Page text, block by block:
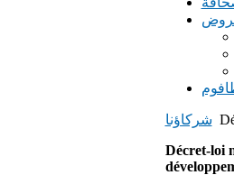
شركاؤنا
Décret-loi